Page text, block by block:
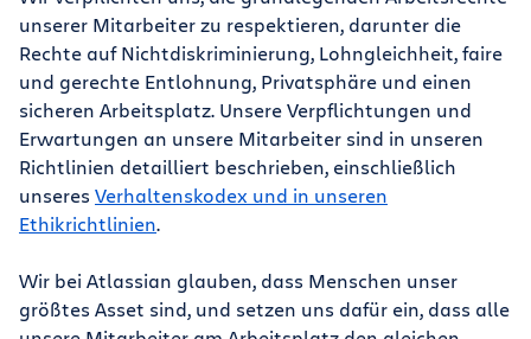
unserer Mitarbeiter zu respektieren, darunter die
Rechte auf Nichtdiskriminierung, Lohngleichheit, faire
und gerechte Entlohnung, Privatsphäre und einen
sicheren Arbeitsplatz. Unsere Verpflichtungen und
Erwartungen an unsere Mitarbeiter sind in unseren
Richtlinien detailliert beschrieben, einschließlich
unseres Verhaltenskodex und in unseren
Ethikrichtlinien.
Wir bei Atlassian glauben, dass Menschen unser
größtes Asset sind, und setzen uns dafür ein, dass alle